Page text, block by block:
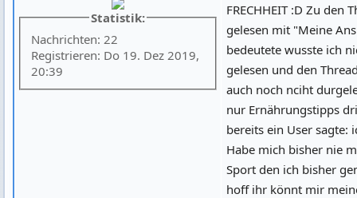
Statistik:
Nachrichten: 22
Registrieren: Do 19. Dez 2019,
20:39
FRECHHEIT :D Zu den
gelesen mit "Meine
bedeutete wusste ich
gelesen und den
auch noch nciht
nur Ernährungstipps
bereits ein User sagte:
Habe mich bisher nie
Sport den ich bisher
hoff ihr könnt mir